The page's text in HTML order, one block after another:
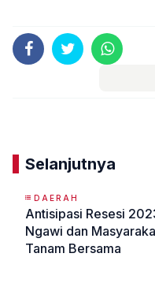
Selanjutnya
DAERAH
Antisipasi Resesi
Ngawi dan
Tanam Bersama